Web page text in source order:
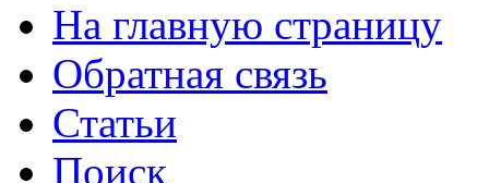
На главную страницу
Обратная связь
Статьи
Поиск